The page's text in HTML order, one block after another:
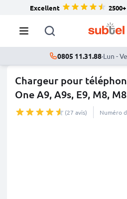
Excellent 2500+
0805 11.31.88·Lun -
Chargeur pour
One A9, A9s, E9, M8, M8
(27 avis) Numéro